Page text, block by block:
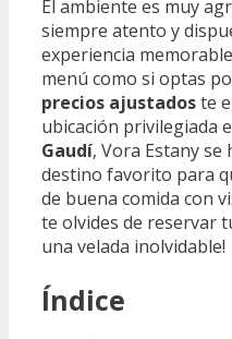
El ambiente es muy
siempre atento y
experiencia
menú como si optas
precios ajustadoste
ubicación privilegiada
Gaudí, Vora Estany se
destino favorito para
de buena comida con
te olvides de reservar
una velada inolvidable!
Índice